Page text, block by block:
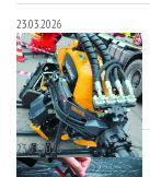
23.03.2026
23.03.2026